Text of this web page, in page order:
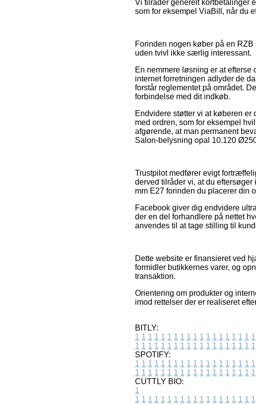
Vi tilråder generelt kortbetalinger
som for eksempel ViaBill, når du
Forinden nogen køber på en
uden tvivl ikke særlig interessant.
En nemmere løsning er at
internet forretningen adlyder de
forstår reglementet på området.
forbindelse med dit indkøb.
Endvidere støtter vi at køberen
med ordren, som for eksempel
afgørende, at man permanent
Salon-belysning opal 10.120
Trustpilot medfører evigt
derved tilråder vi, at du
mm E27 forinden du placerer din
Facebook giver dig endvidere
der en del forhandlere på nettet
anvendes til at tage stilling til
Dette website er finansieret ved
formidler butikkernes varer, og
transaktion.
Orientering om produkter og
imod rettelser der er realiseret
BITLY:
1 1 1 1 1 1 1 1 1 1 1 1 1 1 1 1 1 1 1
1 1 1 1 1 1 1 1 1 1 1 1 1 1 1 1 1 1 1
SPOTIFY:
1 1 1 1 1 1 1 1 1 1 1 1 1 1 1 1 1 1 1
1 1 1 1 1 1 1 1 1 1 1 1 1 1 1 1 1 1 1
CUTTLY BIO:
1
1 1 1 1 1 1 1 1 1 1 1 1 1 1 1 1 1 1 1